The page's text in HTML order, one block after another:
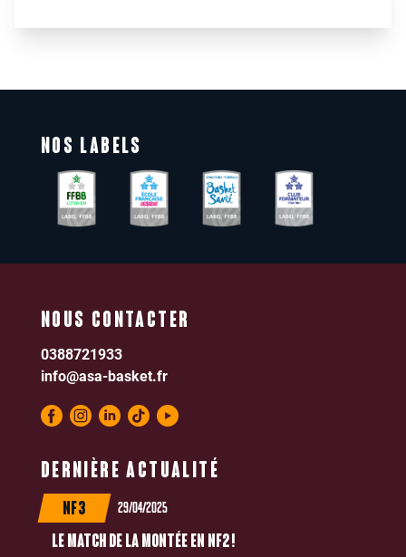
NOS LABELS
DERNIÈRE ACTUALITÉ
NF3 29/04/2025
LE MATCH DE LA MONTÉE EN NF2 !
NOUS CONTACTER
0388721933
info@asa-basket.fr